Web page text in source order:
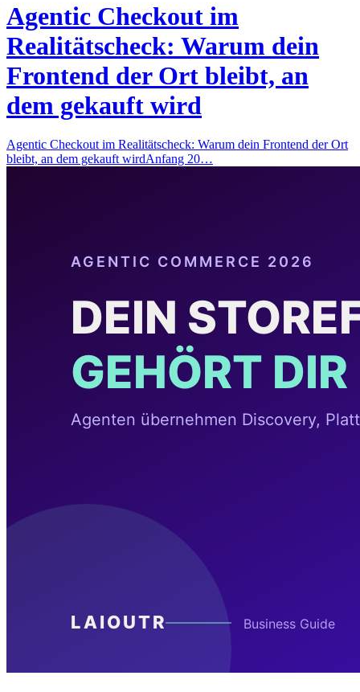
Agentic Checkout im
Realitätscheck: Warum dein
Frontend der Ort bleibt, an
dem gekauft wird
Agentic Checkout im Realitätscheck: Warum dein Frontend der Ort
bleibt, an dem gekauft wirdAnfang 20…